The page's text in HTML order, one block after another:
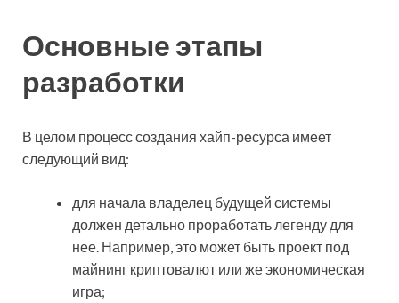
Основные этапы
разработки
В целом процесс создания хайп-ресурса имеет
следующий вид:
для начала владелец будущей системы
должен детально проработать легенду для
нее. Например, это может быть проект под
майнинг криптовалют или же экономическая
игра;